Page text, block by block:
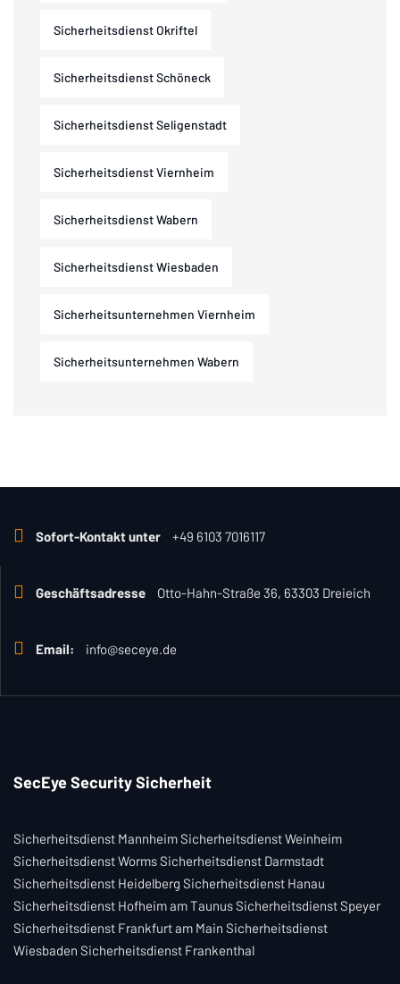
Sicherheitsdienst Okriftel
Sicherheitsdienst Schöneck
Sicherheitsdienst Seligenstadt
Sicherheitsdienst Viernheim
Sicherheitsdienst Wabern
Sicherheitsdienst Wiesbaden
Sicherheitsunternehmen Viernheim
Sicherheitsunternehmen Wabern
Sofort-Kontakt unter +49 6103 7016117
Geschäftsadresse Otto-Hahn-Straße 36, 63303 Dreieich
Email: info@seceye.de
SecEye Security Sicherheit
Sicherheitsdienst Mannheim Sicherheitsdienst Weinheim
Sicherheitsdienst Worms Sicherheitsdienst Darmstadt
Sicherheitsdienst Heidelberg Sicherheitsdienst Hanau
Sicherheitsdienst Hofheim am Taunus Sicherheitsdienst Speyer
Sicherheitsdienst Frankfurt am Main Sicherheitsdienst
Wiesbaden Sicherheitsdienst Frankenthal